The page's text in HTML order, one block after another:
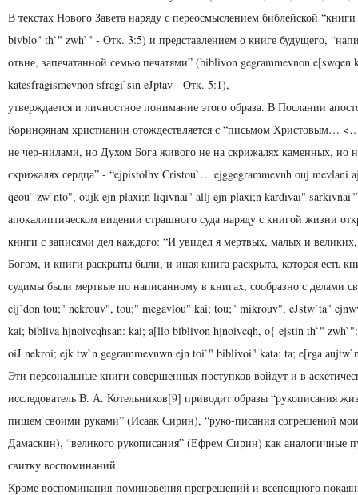
В текстах Нового Завета наряду с переосмыслением библейской
bivblo" th`" zwh`" - Отк. 3:5) и представлением о книге будущего,
отвне, запечатанной семью печатями” (biblivon gegrammevnon e[swqen
katesfragismevnon sfragi`sin eJptav - Отк. 5:1),
утверждается и личностное понимание этого образа. В Послании
Коринфянам христианин отождествляется с “письмом Христовым…
не чер-нилами, но Духом Бога живого не на скрижалях каменных, но
скрижалях сердца” - “ejpistolhv Cristou`… ejggegrammevnh ouj mevlani
qeou` zw`nto", oujk ejn plaxi;n liqivnai" allj ejn plaxi;n kardivai"
апокалиптическом видении страшного суда наряду с книгой жизни
книги с записями дел каждого: “И увидел я мертвых, малых и
Богом, и книги раскрыты были, и иная книга раскрыта, которая есть
судимы были мертвые по написанному в книгах, сообразно с делами
eij`don tou;" nekrouv", tou;" megavlou" kai; tou;" mikrouv", eJstw`ta"
kai; bibliva hjnoivcqhsan: kai; a[llo biblivon hjnoivcqh, o{ ejstin th`"
oiJ nekroi; ejk tw`n gegrammevnwn ejn toi`" biblivoi" kata; ta; e[rga
Эти персональные книги совершенных поступков войдут и в
исследователь В. А. Котельников[9] приводит образы “рукописания
пишем своими руками” (Исаак Сирин), “руко-писания согрешений
Дамаскин), “великого рукописания” (Ефрем Сирин) как аналогичные
свитку воспоминаний.
Кроме воспоминания-поминовения прегрешений и всенощного